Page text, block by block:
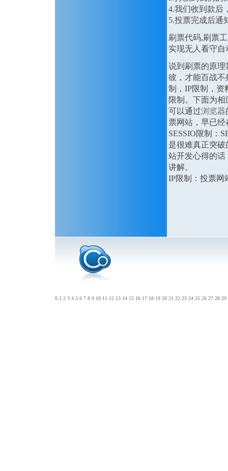
4.我们收到款后
5.投票完成后通
刷票代码,刷票
实现无人看守自
说到刷票的原
彼，才能百战
制，IP限制，资
限制。下面为
可以通过浏览器
票网站，早已
SESSIO限制：
是很难真正突破
站开发心得的
讲解。
IP限制：投票网
0 1 2 3 4 5 6 7 8 9 10 11 12 13 14 15 16 17 18 19 20 21 22 23 24 25 26 27 28 29